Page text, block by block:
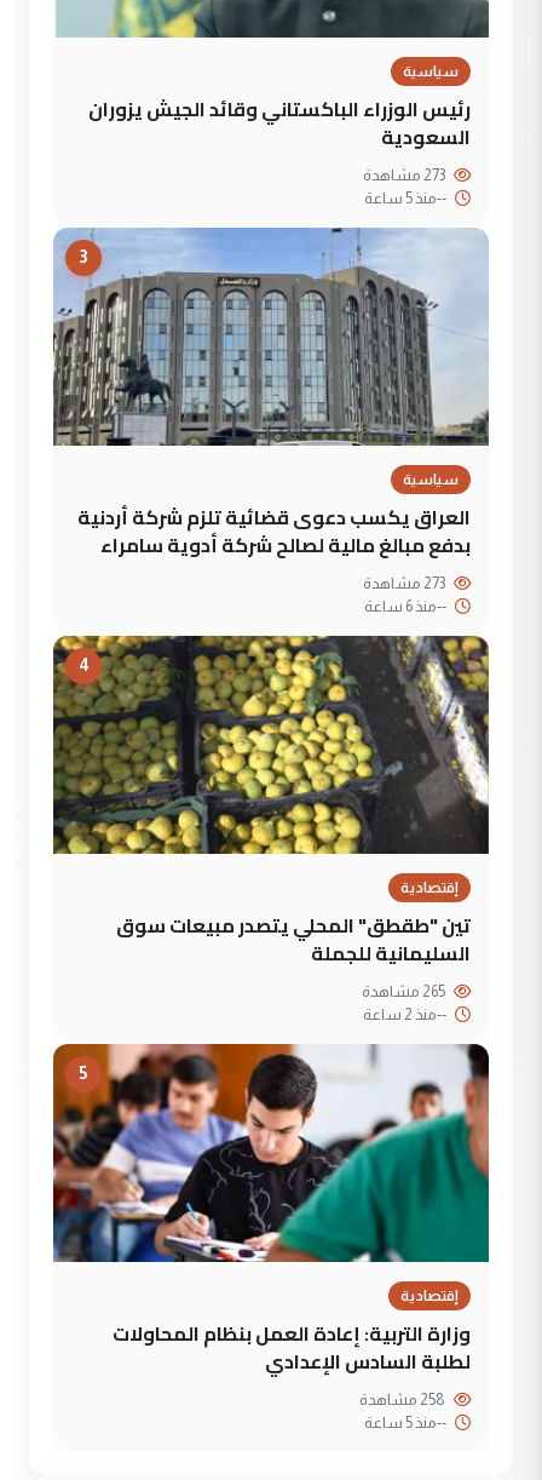
سياسية
رئيس الوزراء الباكستاني وقائد الجيش يزوران
السعودية
--منذ 5 ساعة
3
سياسية
العراق يكسب دعوى قضائية تلزم شركة أردنية
بدفع مبالغ مالية لصالح شركة أدوية سامراء
--منذ 6 ساعة
4
إقتصادية
تين "طقطق" المحلي يتصدر مبيعات سوق
السليمانية للجملة
--منذ 2 ساعة
5
إقتصادية
وزارة التربية: إعادة العمل بنظام المحاولات
لطلبة السادس الإعدادي
--منذ 5 ساعة